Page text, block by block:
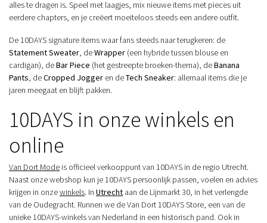
alles te dragen is. Speel met laagjes, mix nieuwe items met pieces uit
eerdere chapters, en je creëert moeiteloos steeds een andere outfit.
De 10DAYS signature items waar fans steeds naar terugkeren: de
Statement Sweater, deWrapper (een hybride tussen blouse en
cardigan), deBar Piece (het gestreepte broeken-thema), deBanana
Pants, deCropped Jogger en deTech Sneaker: allemaal items die je
jaren meegaat en blijft pakken.
10DAYS in onze winkels en
online
Van Dort Mode is officieel verkooppunt van 10DAYS in de regio Utrecht.
Naast onze webshop kun je 10DAYS persoonlijk passen, voelen en advies
krijgen in onzewinkels. In Utrecht aan de Lijnmarkt 30, in het verlengde
van de Oudegracht. Runnen we de Van Dort 10DAYS Store, een van de
unieke 10DAYS-winkels van Nederland in een historisch pand. Ook in